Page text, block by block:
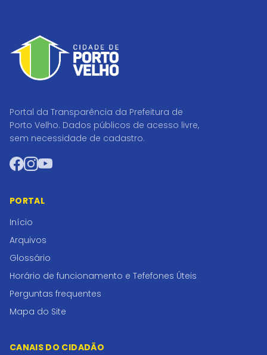
Portal da Transparência da Prefeitura de
Porto Velho. Dados públicos de acesso livre,
sem necessidade de cadastro.
Facebook
Instagram
YouTube
PORTAL
Início
Arquivos
Glossário
Horário de funcionamento e Tefefones Úteis
Perguntas frequentes
Mapa do Site
CANAIS DO CIDADÃO